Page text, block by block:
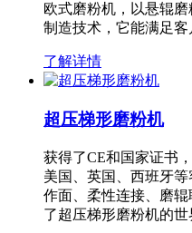
欧式磨粉机，以悬辊
制造技术，它能满足
了解详情
超压梯形磨粉机
获得了CE和国家证书
美国、英国、西班牙
作面、柔性连接、磨
了超压梯形磨粉机的